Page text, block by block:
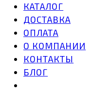
КАТАЛОГ
ДОСТАВКА
ОПЛАТА
О КОМПАНИИ
КОНТАКТЫ
БЛОГ